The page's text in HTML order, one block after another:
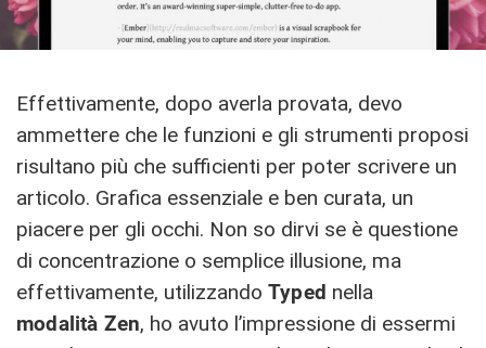
Effettivamente, dopo averla provata, devo
ammettere che le funzioni e gli strumenti proposi
risultano più che sufficienti per poter scrivere un
articolo. Grafica essenziale e ben curata, un
piacere per gli occhi. Non so dirvi se è questione
di concentrazione o semplice illusione, ma
effettivamente, utilizzando Typed nella
modalità Zen, ho avuto l’impressione di essermi